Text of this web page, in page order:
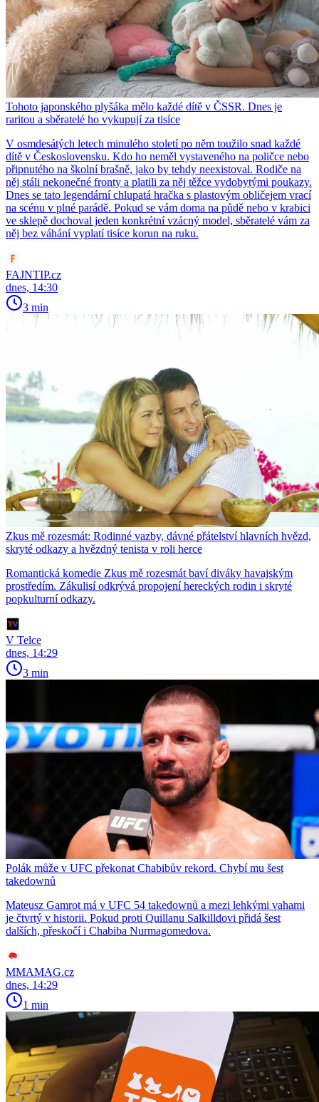
Tohoto japonského plyšáka mělo každé dítě v ČSSR. Dnes je
raritou a sběratelé ho vykupují za tisíce
V osmdesátých letech minulého století po něm toužilo snad každé
dítě v Československu. Kdo ho neměl vystaveného na poličce nebo
připnutého na školní brašně, jako by tehdy neexistoval. Rodiče na
něj stáli nekonečné fronty a platili za něj těžce vydobytými poukazy.
Dnes se tato legendární chlupatá hračka s plastovým obličejem vrací
na scénu v plné parádě. Pokud se vám doma na půdě nebo v krabici
ve sklepě dochoval jeden konkrétní vzácný model, sběratelé vám za
něj bez váhání vyplatí tisíce korun na ruku.
FAJNTIP.cz
dnes, 14:30
3 min
Zkus mě rozesmát: Rodinné vazby, dávné přátelství hlavních hvězd,
skryté odkazy a hvězdný tenista v roli herce
Romantická komedie Zkus mě rozesmát baví diváky havajským
prostředím. Zákulisí odkrývá propojení hereckých rodin i skryté
popkulturní odkazy.
V Telce
dnes, 14:29
3 min
Polák může v UFC překonat Chabibův rekord. Chybí mu šest
takedownů
Mateusz Gamrot má v UFC 54 takedownů a mezi lehkými vahami
je čtvrtý v historii. Pokud proti Quillanu Salkilldovi přidá šest
dalších, přeskočí i Chabiba Nurmagomedova.
MMAMAG.cz
dnes, 14:29
1 min